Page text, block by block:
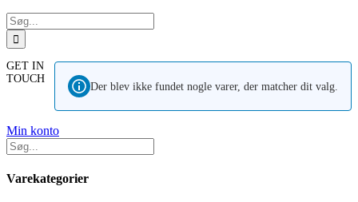
Søg
efter:
Der blev ikke fundet nogle varer, der matcher dit valg.
Min konto
Varekategorier
GET IN
TOUCH